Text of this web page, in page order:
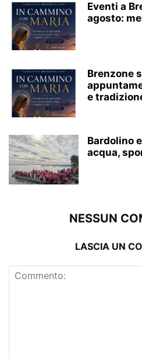
Eventi a
agosto:
Brenzone
e
Bardolino
acqua,
NESSUN
LASCIA UN